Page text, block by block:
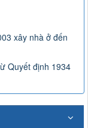
xây nhà ở đến
Quyết định 1934